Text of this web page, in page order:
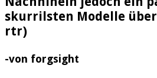
skurrilsten Modelle
rtr)
-von forgsight